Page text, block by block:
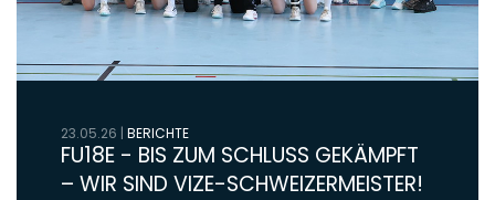
23.05.26 | BERICHTE
FU18E - BIS ZUM SCHLUSS GEKÄMPFT
– WIR SIND VIZE-SCHWEIZERMEISTER!